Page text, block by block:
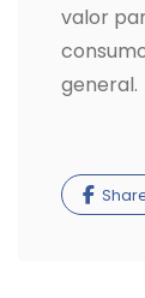
valor
general.